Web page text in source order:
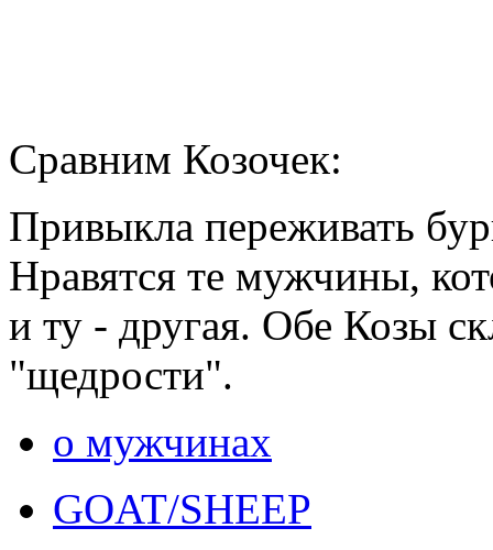
Сравним Козочек:
Привыкла переживать
Нравятся те мужчины,
и ту - другая. Обе Козы
"щедрости".
о мужчинах
GOAT/SHEEP